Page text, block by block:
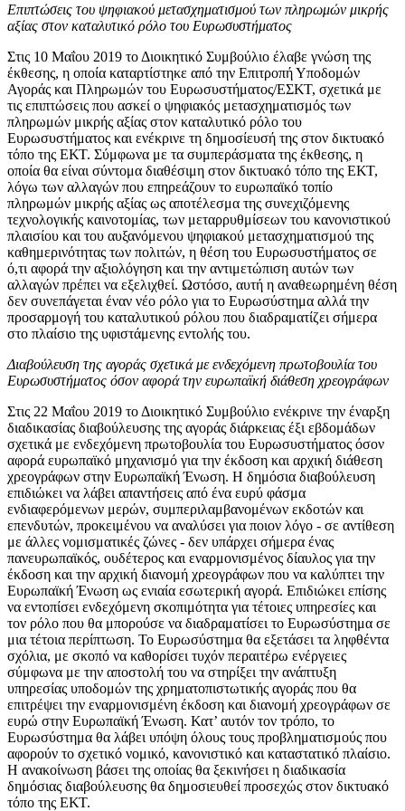
Επιπτώσεις του ψηφιακού μετασχηματισμού των πληρωμών μικρής
αξίας στον καταλυτικό ρόλο του Ευρωσυστήματος
Στις 10 Μαΐου 2019 το Διοικητικό Συμβούλιο έλαβε γνώση της
έκθεσης, η οποία καταρτίστηκε από την Επιτροπή Υποδομών
Αγοράς και Πληρωμών του Ευρωσυστήματος/ΕΣΚΤ, σχετικά με
τις επιπτώσεις που ασκεί ο ψηφιακός μετασχηματισμός των
πληρωμών μικρής αξίας στον καταλυτικό ρόλο του
Ευρωσυστήματος και ενέκρινε τη δημοσίευσή της στον δικτυακό
τόπο της ΕΚΤ. Σύμφωνα με τα συμπεράσματα της έκθεσης, η
οποία θα είναι σύντομα διαθέσιμη στον δικτυακό τόπο της ΕΚΤ,
λόγω των αλλαγών που επηρεάζουν το ευρωπαϊκό τοπίο
πληρωμών μικρής αξίας ως αποτέλεσμα της συνεχιζόμενης
τεχνολογικής καινοτομίας, των μεταρρυθμίσεων του κανονιστικού
πλαισίου και του αυξανόμενου ψηφιακού μετασχηματισμού της
καθημερινότητας των πολιτών, η θέση του Ευρωσυστήματος σε
ό,τι αφορά την αξιολόγηση και την αντιμετώπιση αυτών των
αλλαγών πρέπει να εξελιχθεί. Ωστόσο, αυτή η αναθεωρημένη θέση
δεν συνεπάγεται έναν νέο ρόλο για το Ευρωσύστημα αλλά την
προσαρμογή του καταλυτικού ρόλου που διαδραματίζει σήμερα
στο πλαίσιο της υφιστάμενης εντολής του.
Διαβούλευση της αγοράς σχετικά με ενδεχόμενη πρωτοβουλία του
Ευρωσυστήματος όσον αφορά την ευρωπαϊκή διάθεση χρεογράφων
Στις 22 Μαΐου 2019 το Διοικητικό Συμβούλιο ενέκρινε την έναρξη
διαδικασίας διαβούλευσης της αγοράς διάρκειας έξι εβδομάδων
σχετικά με ενδεχόμενη πρωτοβουλία του Ευρωσυστήματος όσον
αφορά ευρωπαϊκό μηχανισμό για την έκδοση και αρχική διάθεση
χρεογράφων στην Ευρωπαϊκή Ένωση. Η δημόσια διαβούλευση
επιδιώκει να λάβει απαντήσεις από ένα ευρύ φάσμα
ενδιαφερόμενων μερών, συμπεριλαμβανομένων εκδοτών και
επενδυτών, προκειμένου να αναλύσει για ποιον λόγο - σε αντίθεση
με άλλες νομισματικές ζώνες - δεν υπάρχει σήμερα ένας
πανευρωπαϊκός, ουδέτερος και εναρμονισμένος δίαυλος για την
έκδοση και την αρχική διανομή χρεογράφων που να καλύπτει την
Ευρωπαϊκή Ένωση ως ενιαία εσωτερική αγορά. Επιδιώκει επίσης
να εντοπίσει ενδεχόμενη σκοπιμότητα για τέτοιες υπηρεσίες και
τον ρόλο που θα μπορούσε να διαδραματίσει το Ευρωσύστημα σε
μια τέτοια περίπτωση. Το Ευρωσύστημα θα εξετάσει τα ληφθέντα
σχόλια, με σκοπό να καθορίσει τυχόν περαιτέρω ενέργειες
σύμφωνα με την αποστολή του να στηρίξει την ανάπτυξη
υπηρεσίας υποδομών της χρηματοπιστωτικής αγοράς που θα
επιτρέψει την εναρμονισμένη έκδοση και διανομή χρεογράφων σε
ευρώ στην Ευρωπαϊκή Ένωση. Κατ’ αυτόν τον τρόπο, το
Ευρωσύστημα θα λάβει υπόψη όλους τους προβληματισμούς που
αφορούν το σχετικό νομικό, κανονιστικό και καταστατικό πλαίσιο.
Η ανακοίνωση βάσει της οποίας θα ξεκινήσει η διαδικασία
δημόσιας διαβούλευσης θα δημοσιευθεί προσεχώς στον δικτυακό
τόπο της ΕΚΤ.